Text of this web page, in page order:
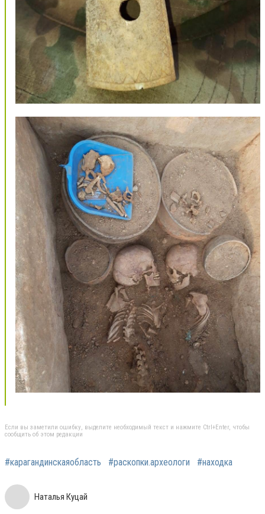
Если вы заметили ошибку, выделите необходимый текст и нажмите Ctrl+Enter, чтобы
сообщить об этом редакции
#карагандинскаяобласть #раскопки.археологи #находка
Наталья Куцай